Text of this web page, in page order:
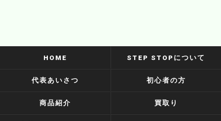
HOME STEP STOPについて
代表あいさつ 初心者の方
商品紹介 買取り